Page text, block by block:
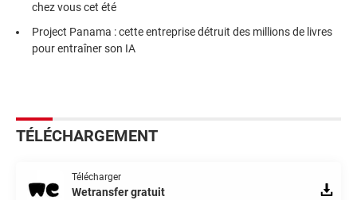
chez vous cet été
Project Panama : cette entreprise détruit des millions de livres
pour entraîner son IA
TÉLÉCHARGEMENT
Télécharger
Wetransfer gratuit